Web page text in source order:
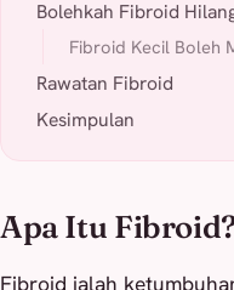
Bolehkah Fibroid
Fibroid Kecil Boleh
Rawatan Fibroid
Kesimpulan
Apa Itu
Fibroid ialah